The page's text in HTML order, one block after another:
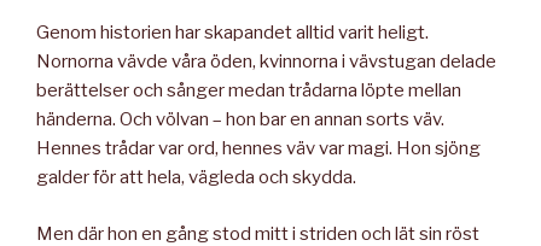
Genom historien har skapandet alltid varit heligt.
Nornorna vävde våra öden, kvinnorna i vävstugan delade
berättelser och sånger medan trådarna löpte mellan
händerna. Och völvan – hon bar en annan sorts väv.
Hennes trådar var ord, hennes väv var magi. Hon sjöng
galder för att hela, vägleda och skydda.
Men där hon en gång stod mitt i striden och lät sin röst